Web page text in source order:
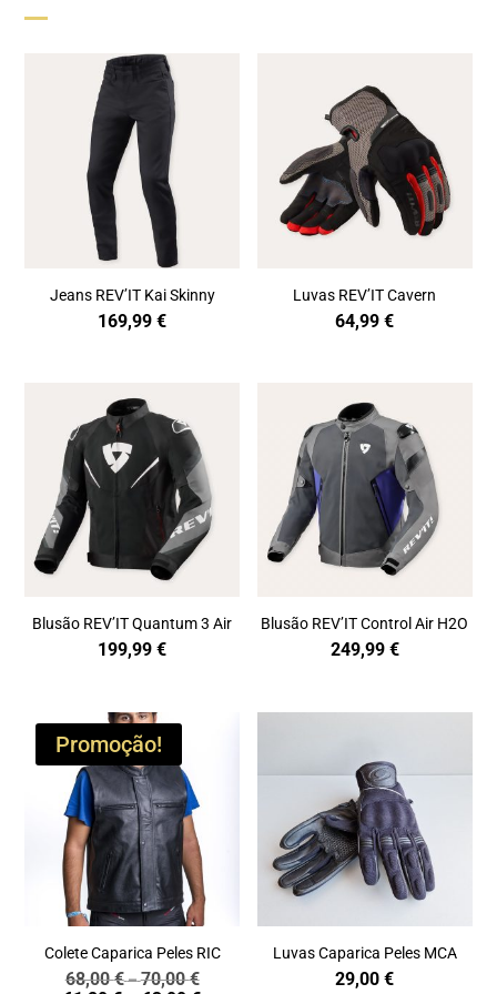
Jeans REV’IT Kai Skinny
169,99€
Luvas REV’IT Cavern
64,99€
Blusão REV’IT Quantum 3 Air
199,99€
Blusão REV’IT Control Air H2O
249,99 €
Promoção!
Colete Caparica Peles RIC
68,00€–70,00€Price
Luvas Caparica Peles MCA
29,00€